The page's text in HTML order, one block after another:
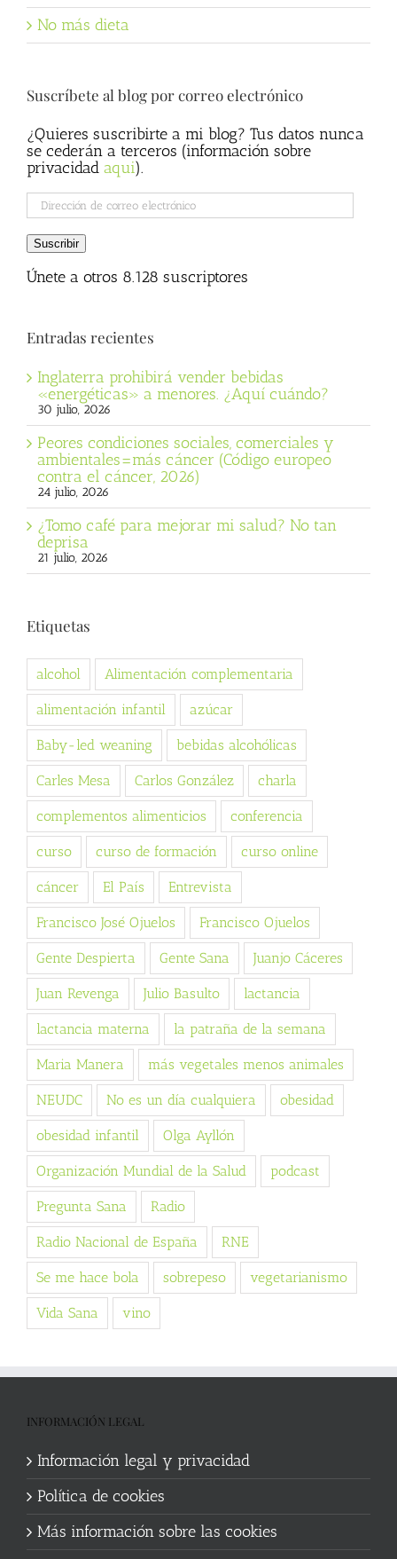
No más dieta
Suscríbete al blog por correo electrónico
¿Quieres suscribirte a mi blog? Tus datos nunca
se cederán a terceros (información sobre
privacidad aqui).
Dirección
de
correo
electrónico
Suscribir
Únete a otros 8.128 suscriptores
Entradas recientes
Inglaterra prohibirá vender bebidas
«energéticas» a menores. ¿Aquí cuándo?
30 julio, 2026
Peores condiciones sociales, comerciales y
ambientales=más cáncer (Código europeo
contra el cáncer, 2026)
24 julio, 2026
¿Tomo café para mejorar mi salud? No tan
deprisa
21 julio, 2026
Etiquetas
alcohol Alimentación complementaria
alimentación infantil azúcar
Baby-led weaning bebidas alcohólicas
Carles Mesa Carlos González charla
complementos alimenticios conferencia
curso curso de formación curso online
cáncer El País Entrevista
Francisco José Ojuelos Francisco Ojuelos
Gente Despierta Gente Sana Juanjo Cáceres
Juan Revenga Julio Basulto lactancia
lactancia materna la patraña de la semana
Maria Manera más vegetales menos animales
NEUDC No es un día cualquiera obesidad
obesidad infantil Olga Ayllón
Organización Mundial de la Salud podcast
Pregunta Sana Radio
Radio Nacional de España RNE
Se me hace bola sobrepeso vegetarianismo
Vida Sana vino
INFORMACIÓN LEGAL
Información legal y privacidad
Política de cookies
Más información sobre las cookies